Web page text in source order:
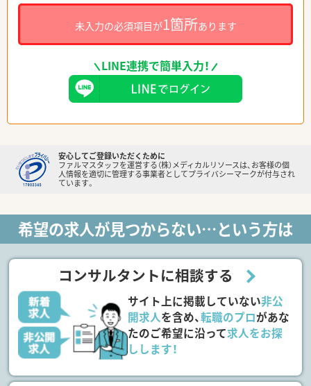
未入力の必須項目が1箇所あります
LINE連携で簡単入力！
安心してご登録いただくために
ファルマスタッフを運営する（株）メディカルリソースは、お客様の個
人情報を適切に管理する事業者としてプライバシーマークが付与され
ています。
希望の求人が見つからない…という方は
コンサルタントに相談する
サイト上に掲載していない非公
開求人を含め、転職のプロがあな
たのご希望に沿って求人をお探
しします！